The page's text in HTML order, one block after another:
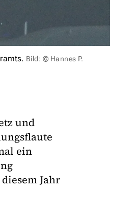
Bild: © Hannes P.
und
ein
Jahr